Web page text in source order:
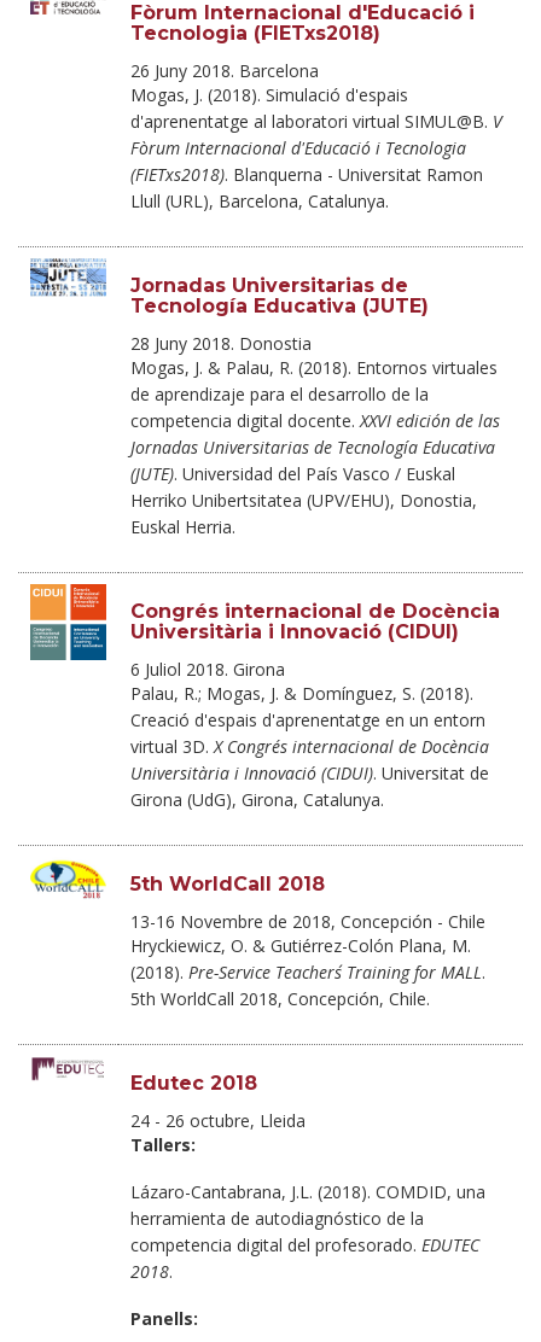
Fòrum Internacional d'Educació i
Tecnologia (FIETxs2018)
26 Juny 2018. Barcelona
Mogas, J. (2018). Simulació d'espais
d'aprenentatge al laboratori virtual SIMUL@B. V
Fòrum Internacional d'Educació i Tecnologia
(FIETxs2018). Blanquerna - Universitat Ramon
Llull (URL), Barcelona, Catalunya.
Jornadas Universitarias de
Tecnología Educativa (JUTE)
28 Juny 2018. Donostia
Mogas, J. & Palau, R. (2018). Entornos virtuales
de aprendizaje para el desarrollo de la
competencia digital docente. XXVI edición de las
Jornadas Universitarias de Tecnología Educativa
(JUTE). Universidad del País Vasco / Euskal
Herriko Unibertsitatea (UPV/EHU), Donostia,
Euskal Herria.
Congrés internacional de Docència
Universitària i Innovació (CIDUI)
6 Juliol 2018. Girona
Palau, R.; Mogas, J. & Domínguez, S. (2018).
Creació d'espais d'aprenentatge en un entorn
virtual 3D.X Congrés internacional de Docència
Universitària i Innovació (CIDUI). Universitat de
Girona (UdG), Girona, Catalunya.
5th WorldCall 2018
13-16 Novembre de 2018, Concepción - Chile
Hryckiewicz, O. & Gutiérrez-Colón Plana, M.
(2018). Pre-Service Teachers´ Training for MALL.
5th WorldCall 2018, Concepción, Chile.
Edutec 2018
24 - 26 octubre, Lleida
Tallers:
Lázaro-Cantabrana, J.L. (2018). COMDID, una
herramienta de autodiagnóstico de la
competencia digital del profesorado. EDUTEC
2018.
Panells: